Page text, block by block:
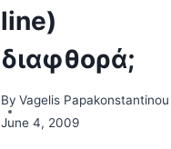
line)
διαφθορά;
By Vagelis Papakonstantinou
June 4, 2009